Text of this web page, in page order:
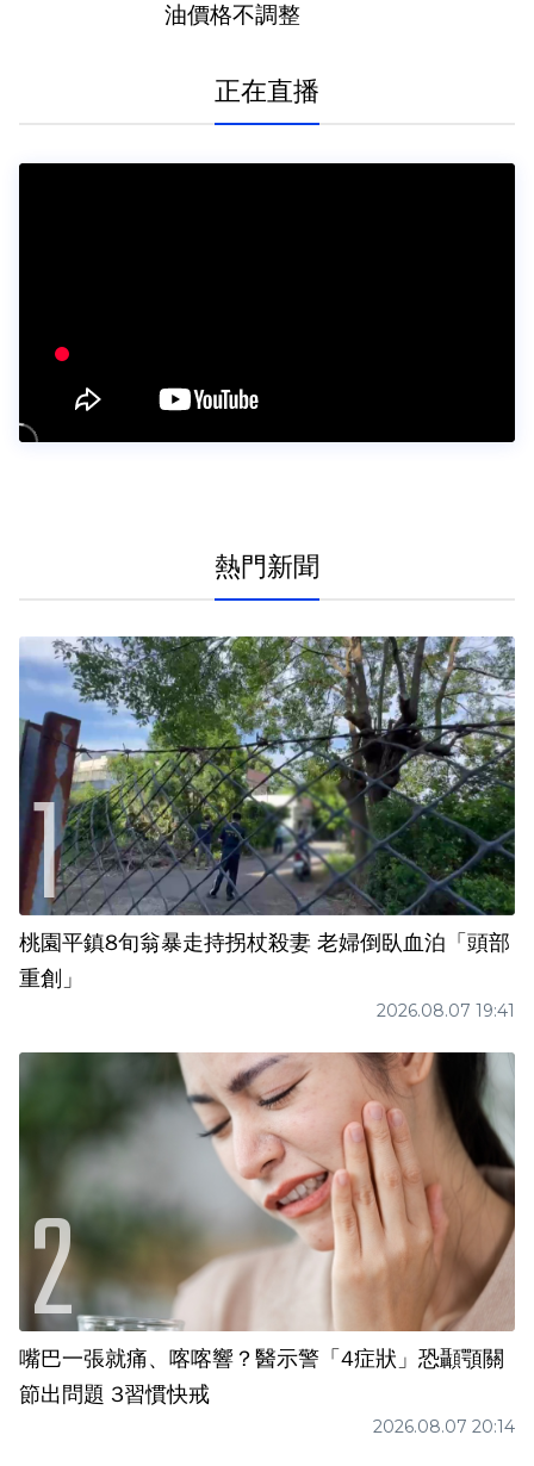
油價格不調整
正在直播
熱門新聞
桃園平鎮8旬翁暴走持拐杖殺妻 老婦倒臥血泊「頭部
重創」
2026.08.07 19:41
嘴巴一張就痛、喀喀響？醫示警「4症狀」恐顳顎關
節出問題 3習慣快戒
2026.08.07 20:14